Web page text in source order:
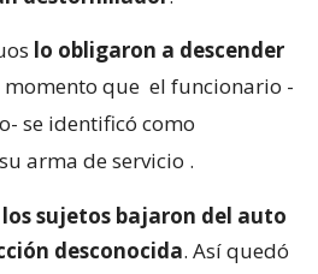
lo obligaron a descender
momento que el funcionario -
se identificó como
arma de servicio .
los sujetos bajaron del auto
desconocida. Así quedó